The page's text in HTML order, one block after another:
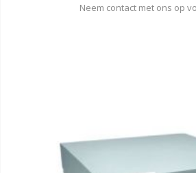
Neem contact met ons op